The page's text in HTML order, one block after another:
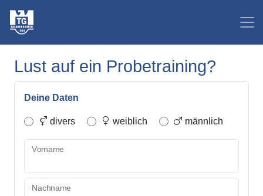
Lust auf ein Probetraining?
Deine Daten
divers weiblich männlich
Vorname
Nachname